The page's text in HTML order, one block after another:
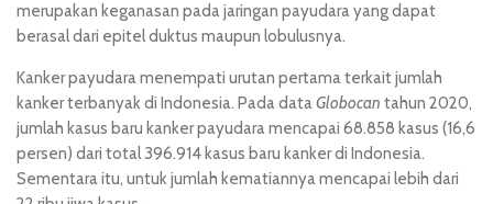
merupakan keganasan pada jaringan payudara yang dapat
berasal dari epitel duktus maupun lobulusnya.
Kanker payudara menempati urutan pertama terkait jumlah
kanker terbanyak di Indonesia. Pada dataGlobocan tahun 2020,
jumlah kasus baru kanker payudara mencapai 68.858 kasus (16,6
persen) dari total 396.914 kasus baru kanker di Indonesia.
Sementara itu, untuk jumlah kematiannya mencapai lebih dari